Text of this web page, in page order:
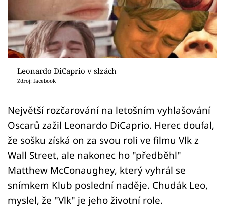
Sex a vztahy
Videa
Sledujte prima+
Přihlášení
Sledujte nás
Leonardo DiCaprio v slzách
Zdroj: facebook
Největší rozčarování na letošním vyhlašování
Oscarů zažil Leonardo DiCaprio. Herec doufal,
že sošku získá on za svou roli ve filmu Vlk z
Wall Street, ale nakonec ho "předběhl"
Matthew McConaughey, který vyhrál se
snímkem Klub poslední naděje. Chudák Leo,
myslel, že "Vlk" je jeho životní role.